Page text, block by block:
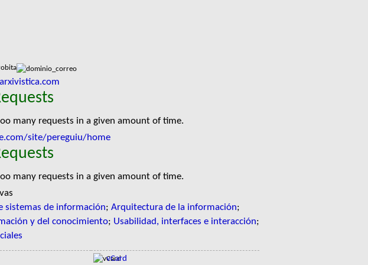
many requests in a given amount of time.
site/pereguiu/home
many requests in a given amount of time.
sistemas de información; Arquitectura de la información;
y del conocimiento; Usabilidad, interfaces e interacción;
vCard